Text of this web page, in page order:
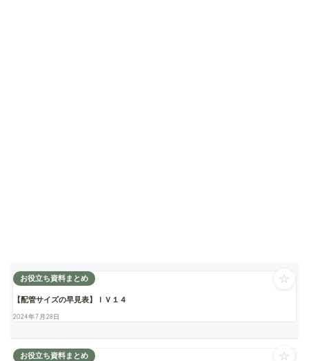
お役立ち資料まとめ
【配管サイズの早見表】ＩＶ１４
2024年7月28日
☆
お役立ち資料まとめ ☆